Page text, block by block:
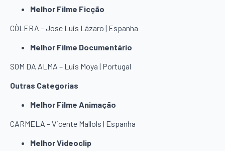
Melhor Filme Ficção
CÒLERA – Jose Luis Lázaro | Espanha
Melhor Filme Documentário
SOM DA ALMA – Luis Moya | Portugal
Outras Categorias
Melhor Filme Animação
CARMELA – Vicente Mallols | Espanha
Melhor Videoclip